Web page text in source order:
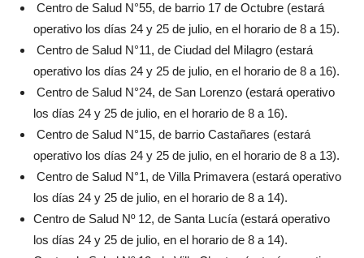
Centro de Salud N°55, de barrio 17 de Octubre (estará
operativo los días 24 y 25 de julio, en el horario de 8 a 15).
Centro de Salud N°11, de Ciudad del Milagro (estará
operativo los días 24 y 25 de julio, en el horario de 8 a 16).
Centro de Salud N°24, de San Lorenzo (estará operativo
los días 24 y 25 de julio, en el horario de 8 a 16).
Centro de Salud N°15, de barrio Castañares (estará
operativo los días 24 y 25 de julio, en el horario de 8 a 13).
Centro de Salud N°1, de Villa Primavera (estará operativo
los días 24 y 25 de julio, en el horario de 8 a 14).
Centro de Salud Nº 12, de Santa Lucía (estará operativo
los días 24 y 25 de julio, en el horario de 8 a 14).